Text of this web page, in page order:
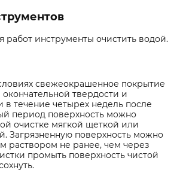
работ инструменты очистить водой.
свежеокрашенное покрытие
окончательной твердости и
в течение четырех недель после
период поверхность можно
очистке мягкой щеткой или
Загрязненную поверхность можно
раствором не ранее, чем через
промыть поверхность чистой